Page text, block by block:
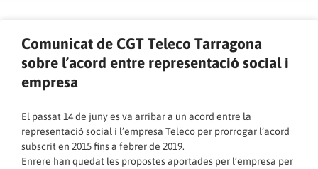
Comunicat de CGT Teleco Tarragona
sobre l’acord entre representació social i
empresa
El passat 14 de juny es va arribar a un acord entre la
representació social i l’empresa Teleco per prorrogar l’acord
subscrit en 2015 fins a febrer de 2019.
Enrere han quedat les propostes aportades per l’empresa per